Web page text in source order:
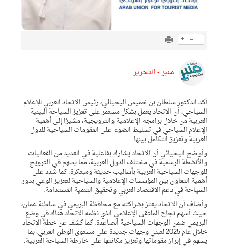
+ = -
منبر - التحرير:
أكد الدكتور سلطان بن خميس اليحيائي، رئيس الاتحاد العربي للإعلام
السياحي، أن الاتحاد يعمل بشكل مستمر على تعزيز السياحة البينية
العربية من خلال برامجه الإعلامية والترويجية، مشيرًا إلى أهمية
الإعلام السياحي في تسليط الضوء على المقومات السياحية للدول
العربية وتعزيز التكامل بينها.
وأوضح اليحيائي أن الاتحاد يشارك بفاعلية في العديد من الفعاليات
والأنشطة الرسمية في مختلف الدول العربية، مما يسهم في الترويج
للوجهات السياحية العربية بأساليب حديثة ومبتكرة. كما شدد على
أهمية التعاون بين المؤسسات الإعلامية والسياحية لتعزيز الوعي بدور
السياحة في دعم الاقتصاد العربي وتحقيق التنمية المستدامة.
وأضاف أن الاتحاد يعتز بشراكته مع محافظة البريمي في سلطنة عمان،
حيث أسهم نجاح الملتقى الإعلامي الذي نظمه الاتحاد هناك في وضع
البريمي ضمن الوجهات السياحية الصاعدة. كما كشف عن خطة الاتحاد
خلال عام 2025 لتبني وجهات جديدة على مستوى الوطن العربي، بما
يسهم في إبراز مقوماتها وتعزيز مكانتها على خارطة السياحة العربية.